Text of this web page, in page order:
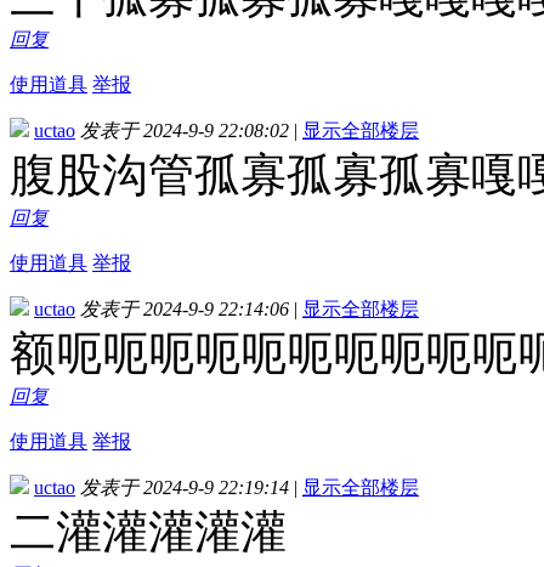
回复
使用道具 举报
uctao 发表于 2024-9-9 22:08:02 | 显示全部楼层
腹股沟管孤寡孤寡孤寡嘎
回复
使用道具 举报
uctao 发表于 2024-9-9 22:14:06 | 显示全部楼层
额呃呃呃呃呃呃呃呃呃呃
回复
使用道具 举报
uctao 发表于 2024-9-9 22:19:14 | 显示全部楼层
二灌灌灌灌灌